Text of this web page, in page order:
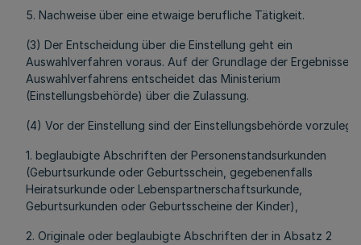
5. Nachweise über eine etwaige berufliche Tätigkeit.
(3) Der Entscheidung über die Einstellung geht ein
Auswahlverfahren voraus. Auf der Grundlage der Ergebnisse
Auswahlverfahrens entscheidet das Ministerium
(Einstellungsbehörde) über die Zulassung.
(4) Vor der Einstellung sind der Einstellungsbehörde
1. beglaubigte Abschriften der Personenstandsurkunden
(Geburtsurkunde oder Geburtsschein, gegebenenfalls
Heiratsurkunde oder Lebenspartnerschaftsurkunde,
Geburtsurkunden oder Geburtsscheine der Kinder),
2. Originale oder beglaubigte Abschriften der in Absatz 2